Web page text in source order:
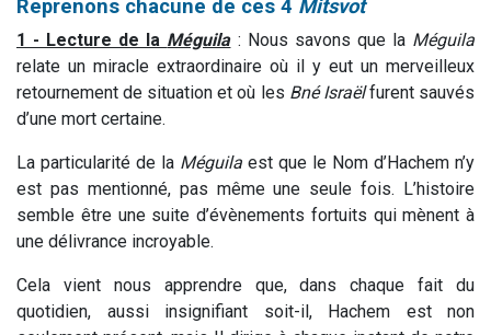
Reprenons chacune de ces 4 Mitsvot
1 - Lecture de la Méguila: Nous savons que la Méguila
relate un miracle extraordinaire où il y eut un merveilleux
retournement de situation et où les Bné Israëlfurent sauvés
d’une mort certaine.
La particularité de la Méguila est que le Nom d’Hachem n’y
est pas mentionné, pas même une seule fois. L’histoire
semble être une suite d’évènements fortuits qui mènent à
une délivrance incroyable.
Cela vient nous apprendre que, dans chaque fait du
quotidien, aussi insignifiant soit-il, Hachem est non